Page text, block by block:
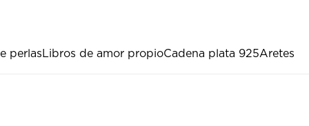
perlasLibros de amor propioCadena plata 925Aretes